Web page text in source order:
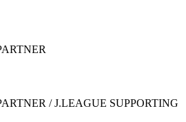
/ J.LEAGUE SUPPORTING